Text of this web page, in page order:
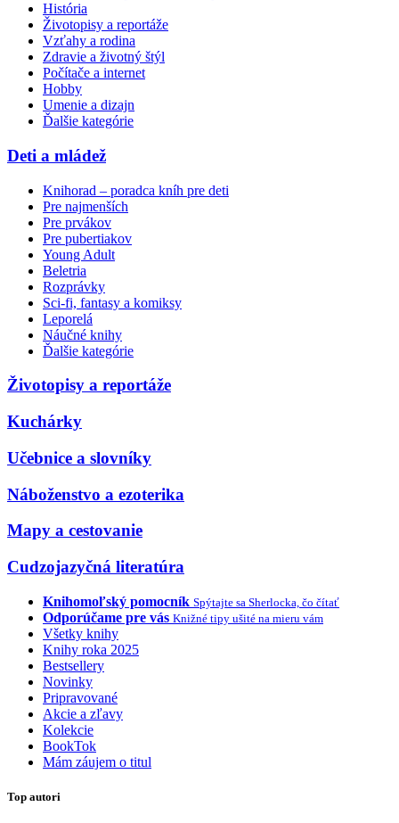
História
Životopisy a reportáže
Vzťahy a rodina
Zdravie a životný štýl
Počítače a internet
Hobby
Umenie a dizajn
Ďalšie kategórie
Deti a mládež
Knihorad – poradca kníh pre deti
Pre najmenších
Pre prvákov
Pre pubertiakov
Young Adult
Beletria
Rozprávky
Sci-fi, fantasy a komiksy
Leporelá
Náučné knihy
Ďalšie kategórie
Životopisy a reportáže
Kuchárky
Učebnice a slovníky
Náboženstvo a ezoterika
Mapy a cestovanie
Cudzojazyčná literatúra
Knihomoľský pomocník Spýtajte sa Sherlocka, čo čítať
Odporúčame pre vás Knižné tipy ušité na mieru vám
Všetky knihy
Knihy roka 2025
Bestsellery
Novinky
Pripravované
Akcie a zľavy
Kolekcie
BookTok
Mám záujem o titul
Top autori